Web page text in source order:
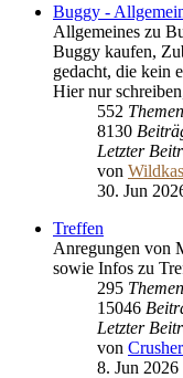
Buggy -
Allgemeines zu
Buggy kaufen,
gedacht, die kein
Hier nur
552 Themen
8130
Letzter
von
30. Jun
Treffen
Anregungen von
sowie Infos zu
295 Themen
15046
Letzter
von Crusher
8. Jun 2026